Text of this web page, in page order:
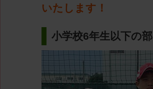
いたします！
小学校6年生以下の部